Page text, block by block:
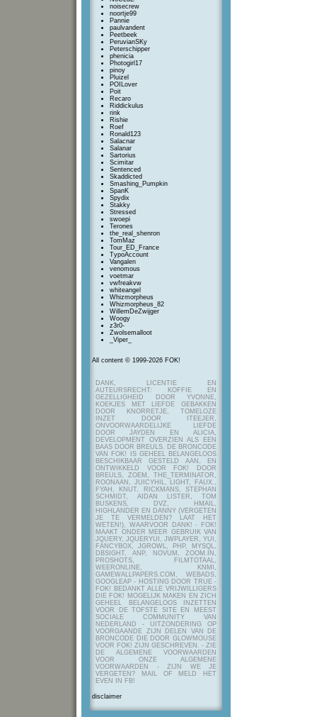
noisecrew
noortje99
Pannie
paulvandent
Peetbeek
PeruvianSKy
Peterschipper
phenicia
Photogirl17
pinoy
Pluizel
POILover
Poit
Recaro
Riddickulus
rink
Rishie
Roef
Ronald123
Salacnar
Salanar
Sartorius
Scimitar
Sentenced
Skaddicted
Smashing_Pumpkin
SpanK
Spydix
Stakky
Stressed
swoepi
Terones
the_real_shenron
TomMaz
Tour_ED_France
TypoAccount
Vangalen
venomous
voetmar
vwfreakvw
whiteangel
Whizmorpheus
Whizmorpheus_82
WillemDeZwijger
Woogy
z3r0-
Zwolsemalloot
_Viper_
All content © 1999-2026 FOK!
DANK, LICENTIE EN
AUTEURSRECHT: KOFFIE EN
GEZELLIGHEID DOOR YVONNE,
KOEKJES MET LIEFDE GEBAKKEN
DOOR KNORRETJE, TOMELOZE
INZET DOOR ITEEJER,
ONVOORWAARDELIJKE LIEFDE
DOOR JAYDEN EN ALICIA,
DEVELOPMENT OVERZIEN ALS EEN
BAAS DOOR BREULS. DE BRONCODE
VAN FOK! IS GEHEEL BELANGELOOS
BESCHIKBAAR GESTELD AAN, EN
ONTWIKKELD VOOR FOK! DOOR
BREULS, ZOEM, THE_TERMINATOR,
ROONAAN, JUICYHIL, LIGHT, FAUX.,
FYAH, KNUT, RICKMANS, STEPHAN
SCHMIDT, AIDAN LISTER, TOM
BUSKENS, DVZ, HMAIL,
HIGHLANDER EN DANNY (VERGETEN
JE TE VERMELDEN? LAAT HET
WETEN!), WAARVOOR DANK! - FOK!
MAAKT ONDER MEER GEBRUIK VAN
JQUERY, JQUERYUI, JWPLAYER, YUI,
FANCYBOX, JGROWL, PHP, MYSQL,
DBSIGHT, ANP, NOVUM, ZOOM.IN,
PROSHOTS, FILMTOTAAL,
WEERONLINE, KNMI,
GAMEWALLPAPERS.COM, WEBADS,
GOOGLEAP - HOSTING DOOR TRUE -
FOK! BEDANKT ALLE VRIJWILLIGERS
DIE FOK! MOGELIJK MAKEN EN ZICH
GEHEEL BELANGELOOS INZETTEN
VOOR DE TOFSTE SITE EN MEEST
SOCIALE COMMUNITY VAN
NEDERLAND - UITZONDERING OP
VOORGAANDE ZIJN DELEN VAN DE
BRONCODE DIE DOOR GLOWMOUSE
VOOR FOK! ZIJN GESCHREVEN. - ZIE
DE ALGEMENE VOORWAARDEN
VOOR ONZE ALGEMENE
VOORWAARDEN - ZIJN WE JE
VERGETEN? MAIL OF MELD HET
EVEN IN FB!
disclaimer